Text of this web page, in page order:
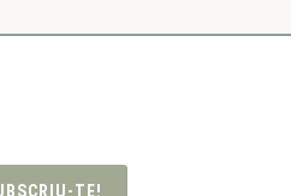
TE!